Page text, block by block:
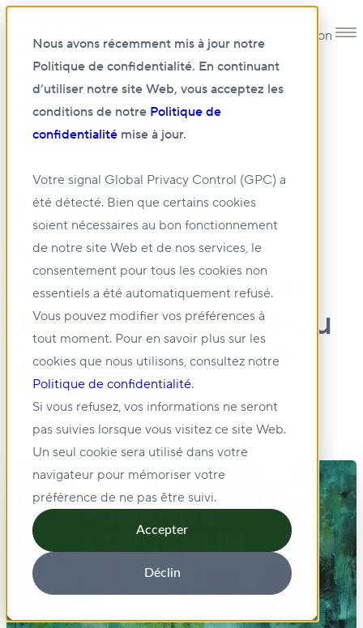
Nous avons récemment mis à jour notre
Politique de confidentialité. En continuant
d’utiliser notre site Web, vous acceptez les
conditions de notre Politique de
confidentialité mise à jour.
Votre signal Global Privacy Control (GPC) a
été détecté. Bien que certains cookies
soient nécessaires au bon fonctionnement
de notre site Web et de nos services, le
consentement pour tous les cookies non
essentiels a été automatiquement refusé.
Vous pouvez modifier vos préférences à
tout moment. Pour en savoir plus sur les
cookies que nous utilisons, consultez notre
Politique de confidentialité.
Si vous refusez, vos informations ne seront
pas suivies lorsque vous visitez ce site Web.
Un seul cookie sera utilisé dans votre
navigateur pour mémoriser votre
préférence de ne pas être suivi.
Accepter
Déclin
Open main navigation
BGO et helloart
présentent une
nouvelle installation
d’art contemporain au
Sun Life Centre